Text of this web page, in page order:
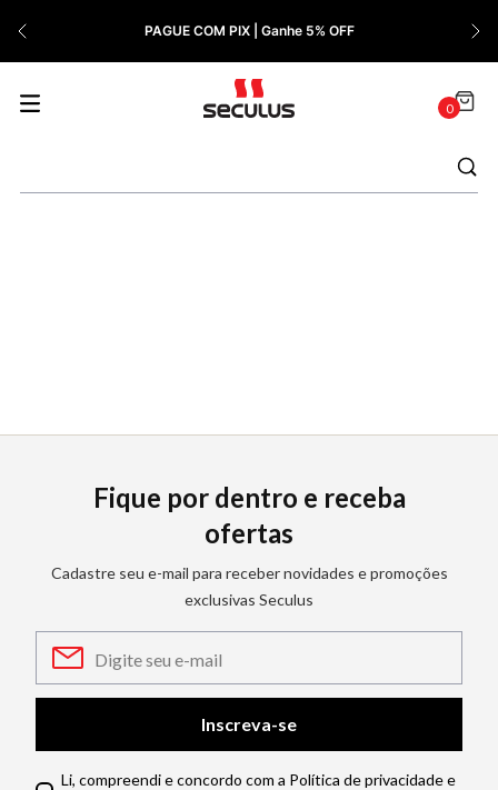
PAGUE COM PIX | Ganhe 5% OFF
0
Fique por dentro e receba
ofertas
Cadastre seu e-mail para receber novidades e promoções
exclusivas Seculus
Inscreva-se
Li, compreendi e concordo com a Política de privacidade e
9º